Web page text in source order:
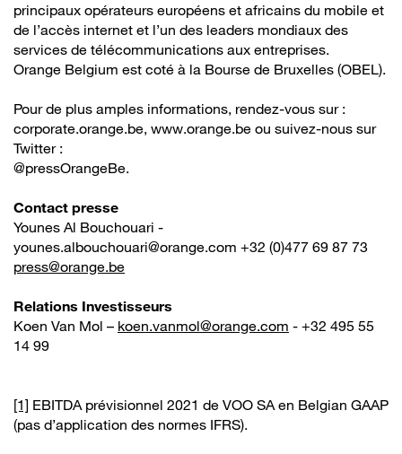
principaux opérateurs européens et africains du mobile et
de l’accès internet et l’un des leaders mondiaux des
services de télécommunications aux entreprises.
Orange Belgium est coté à la Bourse de Bruxelles (OBEL).
Pour de plus amples informations, rendez-vous sur :
corporate.orange.be, www.orange.be ou suivez-nous sur
Twitter :
@pressOrangeBe.
Contact presse
Younes Al Bouchouari -
younes.albouchouari@orange.com +32 (0)477 69 87 73
press@orange.be
Relations Investisseurs
Koen Van Mol – koen.vanmol@orange.com - +32 495 55
14 99
[1] EBITDA prévisionnel 2021 de VOO SA en Belgian GAAP
(pas d’application des normes IFRS).